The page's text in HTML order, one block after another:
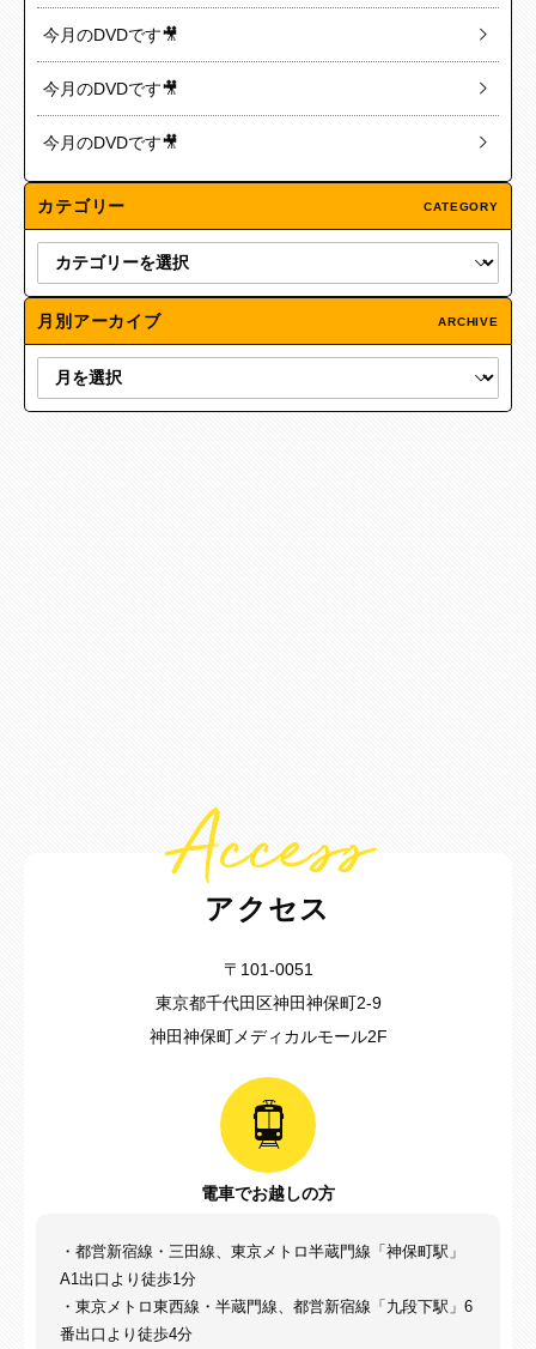
今月のDVDです🎥
今月のDVDです🎥
今月のDVDです🎥
カテゴリー CATEGORY
月別アーカイブ ARCHIVE
Access
アクセス
〒101-0051
東京都千代田区神田神保町2-9
神田神保町メディカルモール2F
電車でお越しの方
・都営新宿線・三田線、東京メトロ半蔵門線「神保町駅」
A1出口より徒歩1分
・東京メトロ東西線・半蔵門線、都営新宿線「九段下駅」6
番出口より徒歩4分